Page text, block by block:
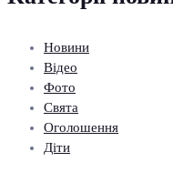
Новини
Відео
Фото
Свята
Оголошення
Діти